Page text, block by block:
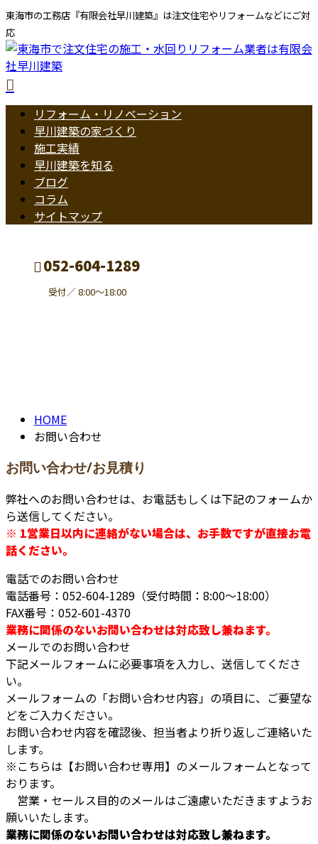
東海市の工務店『有限会社早川建築』は注文住宅やリフォームなどにご対
応
リフォーム・リノベーション
早川建築の家づくり
施工実績
早川建築を知る
ブログ
コラム
サイトマップ
052-604-1289
受付／ 8:00～18:00
HOME
お問い合わせ
お問い合わせ/お見積り
弊社へのお問い合わせは、お電話もしくは下記のフォームか
ら送信してください。
※ 1営業日以内に連絡がない場合は、お手数ですが直接お電
話ください。
電話でのお問い合わせ
電話番号：052-604-1289（受付時間：8:00～18:00）
FAX番号：052-601-4370
業務に関係のないお問い合わせは対応致し兼ねます。
メールでのお問い合わせ
下記メールフォームに必要事項を入力し、送信してくださ
い。
メールフォームの「お問い合わせ内容」の項目に、ご要望な
どをご入力ください。
お問い合わせ内容を確認後、担当者より折り返しご連絡いた
します。
※こちらは【お問い合わせ専用】のメールフォームとなって
おります。
営業・セールス目的のメールはご遠慮いただきますようお
願いいたします。
業務に関係のないお問い合わせは対応致し兼ねます。